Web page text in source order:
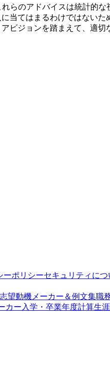
らのアドバイスは統計的な
当てはまるわけではないた
ビジョンを踏まえて、適切
ーポリシーセキュリティにつ
志望動機メーカー＆例文集職
カー 入学・卒業年度計算生